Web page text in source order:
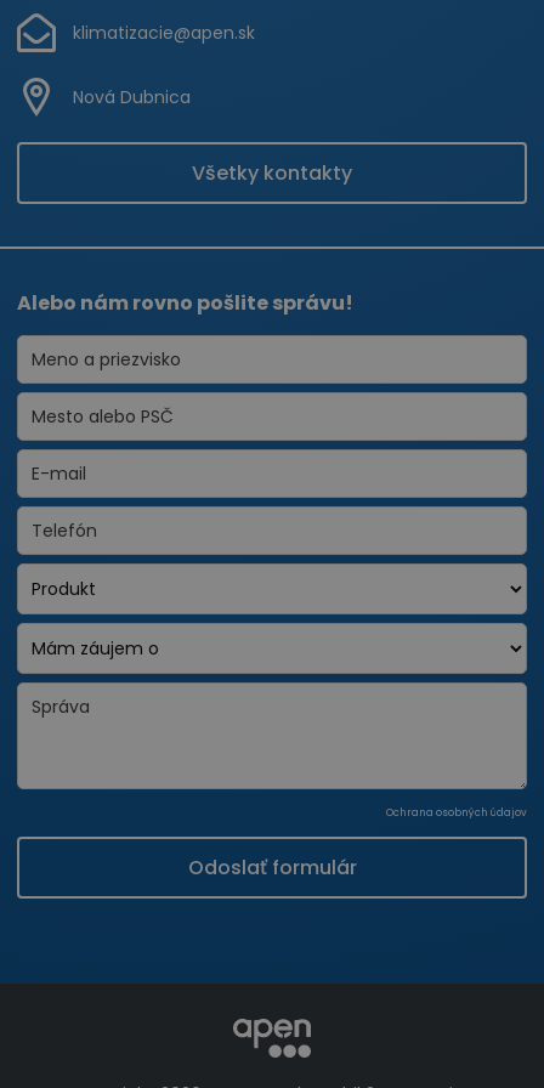
klimatizacie@apen.sk
Nová Dubnica
Všetky kontakty
Alebo nám rovno pošlite správu!
Ochrana osobných údajov
Odoslať formulár